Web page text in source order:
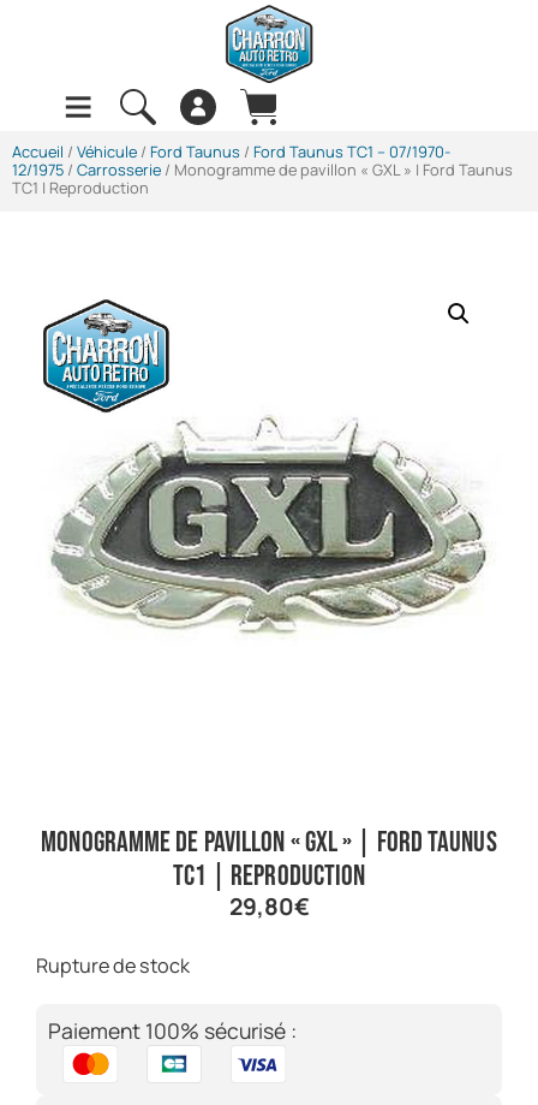
Accueil / Véhicule / Ford Taunus / Ford Taunus TC1 -- 07/1970-
12/1975 / Carrosserie / Monogramme de pavillon « GXL » | Ford Taunus
TC1 | Reproduction
Monogramme de pavillon « GXL » | Ford Taunus
TC1 | Reproduction
29,80€
Rupture de stock
Paiement 100% sécurisé :